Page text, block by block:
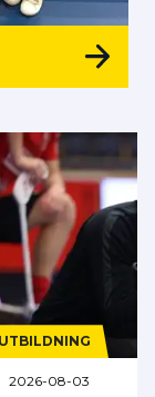
UTBILDNING
2026-08-03